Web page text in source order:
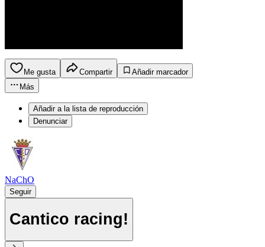
Me gusta Compartir
Añadir marcador
Más
Añadir a la lista de reproducción
Denunciar
NaChO
Seguir
Cantico racing!